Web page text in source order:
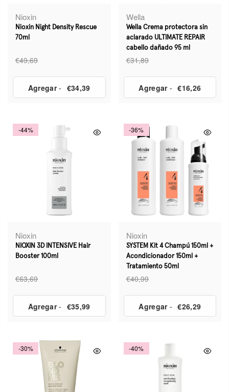
Nioxin
Nioxin Night Density Rescue
70ml
€49,69
Agregar- €34,39
Wella
Wella Crema protectora sin
aclarado ULTIMATE REPAIR
cabello dañado 95 ml
€31,89
Agregar- €16,26
-44%
Nioxin
NIOXIN 3D INTENSIVE Hair
Booster 100ml
€63,69
Agregar- €35,99
-36%
Nioxin
SYSTEM Kit 4 Champú 150ml +
Acondicionador 150ml +
Tratamiento 50ml
€40,99
Agregar- €26,29
-30% -40%